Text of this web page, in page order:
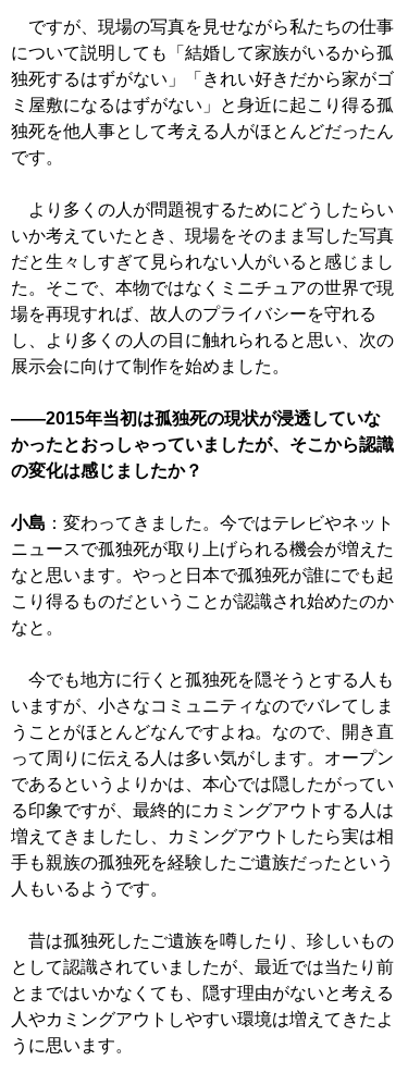
ですが、現場の写真を見せながら私たちの仕事
について説明しても「結婚して家族がいるから孤
独死するはずがない」「きれい好きだから家がゴ
ミ屋敷になるはずがない」と身近に起こり得る孤
独死を他人事として考える人がほとんどだったん
です。
より多くの人が問題視するためにどうしたらい
いか考えていたとき、現場をそのまま写した写真
だと生々しすぎて見られない人がいると感じまし
た。そこで、本物ではなくミニチュアの世界で現
場を再現すれば、故人のプライバシーを守れる
し、より多くの人の目に触れられると思い、次の
展示会に向けて制作を始めました。
――2015年当初は孤独死の現状が浸透していな
かったとおっしゃっていましたが、そこから認識
の変化は感じましたか？
小島 ：変わってきました。今ではテレビやネット
ニュースで孤独死が取り上げられる機会が増えた
なと思います。やっと日本で孤独死が誰にでも起
こり得るものだということが認識され始めたのか
なと。
今でも地方に行くと孤独死を隠そうとする人も
いますが、小さなコミュニティなのでバレてしま
うことがほとんどなんですよね。なので、開き直
って周りに伝える人は多い気がします。オープン
であるというよりかは、本心では隠したがってい
る印象ですが、最終的にカミングアウトする人は
増えてきましたし、カミングアウトしたら実は相
手も親族の孤独死を経験したご遺族だったという
人もいるようです。
昔は孤独死したご遺族を噂したり、珍しいもの
として認識されていましたが、最近では当たり前
とまではいかなくても、隠す理由がないと考える
人やカミングアウトしやすい環境は増えてきたよ
うに思います。